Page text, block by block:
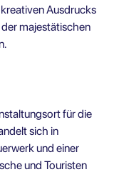
Ausdrucks
majestätischen
für die
sich in
und einer
und Touristen